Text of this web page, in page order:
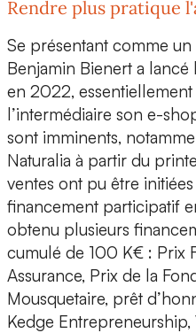
Rendre plus pratique
Se présentant comme
Benjamin Bienert a
en 2022,
l’intermédiaire son e-
sont imminents,
Naturalia à partir du
ventes ont pu être
financement participatif
obtenu plusieurs
cumulé de 100 K€ : Prix
Assurance, Prix de la
Mousquetaire, prêt
Kedge Entrepreneurship,